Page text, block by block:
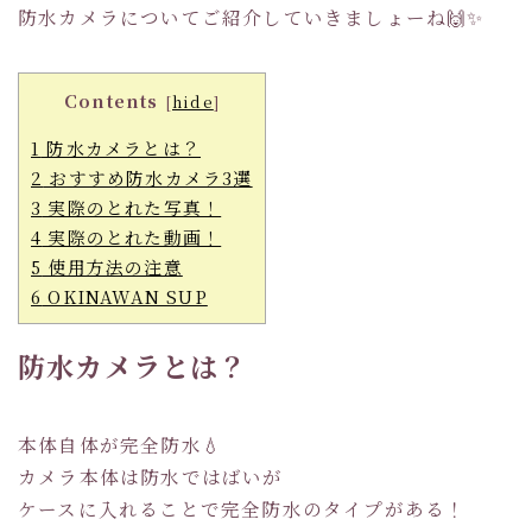
防水カメラについてご紹介していきましょーね🙌✨
Contents [hide]
1 防水カメラとは？
2 おすすめ防水カメラ3選
3 実際のとれた写真！
4 実際のとれた動画！
5 使用方法の注意
6 OKINAWAN SUP
防水カメラとは？
本体自体が完全防水💧
カメラ本体は防水ではばいが
ケースに入れることで完全防水のタイプがある！